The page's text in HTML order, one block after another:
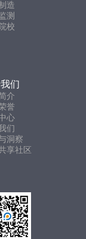
造
测
校
们
介
誉
心
们
洞察
享社区